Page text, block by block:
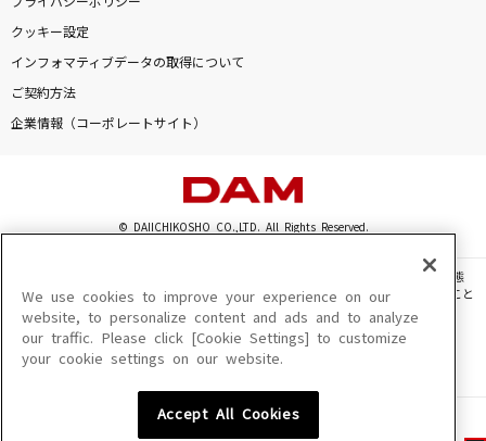
クッキー設定
インフォマティブデータの取得について
ご契約方法
企業情報（コーポレートサイト）
© DAIICHIKOSHO CO.,LTD. All Rights Reserved.
このサイトに掲載されている一切の文章・画像・写真・動画・音声等を、手段や形態
を問わず、著作権法の定める範囲を超えて無断で複製、転載、ファイル化などすること
を禁じます。
楽曲及びコンテンツは、機種によりご利用いただけない場合があります。
楽曲及びコンテンツの配信日、配信内容が変更になる場合があります。
We use cookies to improve your experience on our
website, to personalize content and ads and to analyze
our traffic. Please click [Cookie Settings] to customize
your cookie settings on our website.
Accept All Cookies